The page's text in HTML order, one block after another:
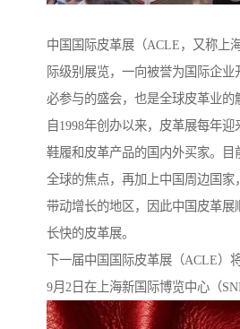
中国国际皮革展（ACLE，又称上
际级别展览，一向被誉为国际企
必参与的盛会，也是全球皮革业的
自1998年创办以来，皮革展每年
鞋履和皮革产品的国内外买家。目
全球的焦点，再加上中国周边国家
带动增长的地区，因此中国皮革展
长快的皮革展。
下一届中国国际皮革展（ACLE）
9月2日在上海新国际博览中心（